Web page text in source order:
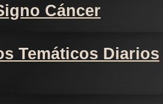
Cáncer
Temáticos Diarios